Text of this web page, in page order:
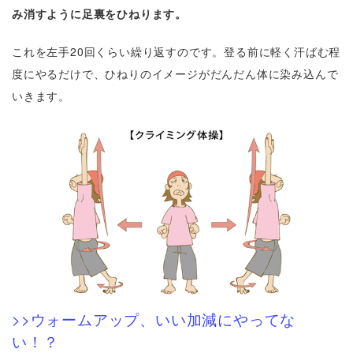
み消すように足裏をひねります。
これを左手20回くらい繰り返すのです。登る前に軽く汗ばむ程
度にやるだけで、ひねりのイメージがだんだん体に染み込んで
いきます。
>>ウォームアップ、いい加減にやってな
い！？